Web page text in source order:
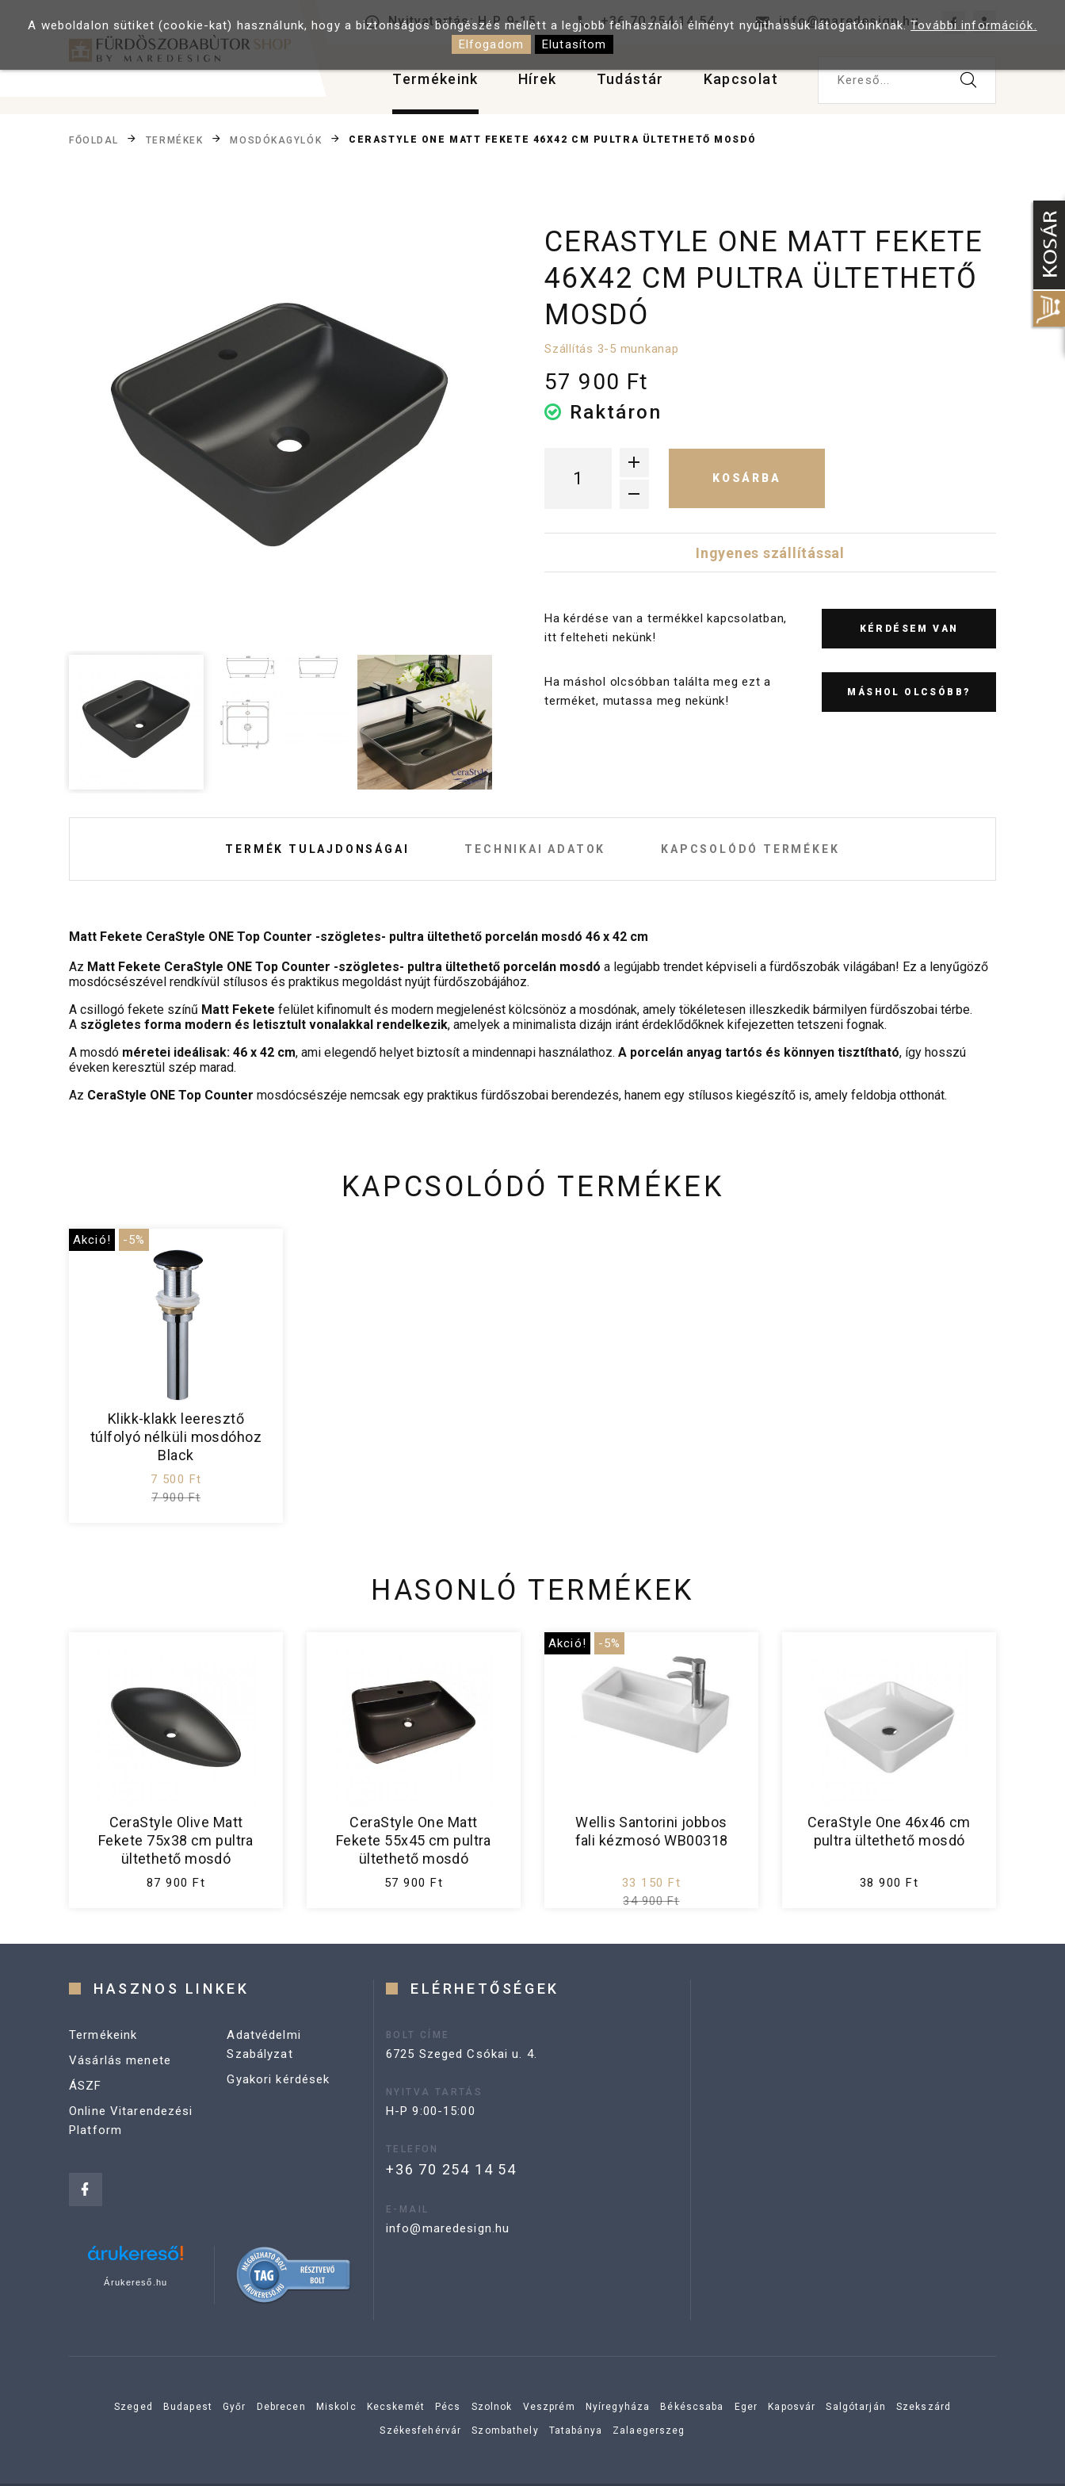
Nyitvatartás: H-P 9-15 +36 70 254 14 54 info@maredesign.hu
Termékeink Hírek Tudástár Kapcsolat Kereső...
FŐOLDAL TERMÉKEK MOSDÓKAGYLÓK CERASTYLE ONE MATT FEKETE 46X42 CM PULTRA ÜLTETHETŐ MOSDÓ
CERASTYLE ONE MATT FEKETE
46X42 CM PULTRA ÜLTETHETŐ
MOSDÓ
Szállítás 3-5 munkanap
57 900 Ft
Raktáron
KOSÁRBA
Ingyenes szállítással
Ha kérdése van a termékkel kapcsolatban,
itt felteheti nekünk!
KÉRDÉSEM VAN
Ha máshol olcsóbban találta meg ezt a
terméket, mutassa meg nekünk!
MÁSHOL OLCSÓBB?
TERMÉK TULAJDONSÁGAI TECHNIKAI ADATOK KAPCSOLÓDÓ TERMÉKEK
Matt Fekete CeraStyle ONE Top Counter -szögletes- pultra ültethető porcelán mosdó 46 x 42 cm
Az Matt Fekete CeraStyle ONE Top Counter -szögletes- pultra ültethető porcelán mosdó a legújabb trendet képviseli a fürdőszobák világában! Ez a lenyűgöző
mosdócsészével rendkívül stílusos és praktikus megoldást nyújt fürdőszobájához.
A csillogó fekete színű Matt Fekete felület kifinomult és modern megjelenést kölcsönöz a mosdónak, amely tökéletesen illeszkedik bármilyen fürdőszobai térbe.
A szögletes forma modern és letisztult vonalakkal rendelkezik, amelyek a minimalista dizájn iránt érdeklődőknek kifejezetten tetszeni fognak.
A mosdó méretei ideálisak: 46 x 42 cm, ami elegendő helyet biztosít a mindennapi használathoz. A porcelán anyag tartós és könnyen tisztítható, így hosszú
éveken keresztül szép marad.
Az CeraStyle ONE Top Counter mosdócsészéje nemcsak egy praktikus fürdőszobai berendezés, hanem egy stílusos kiegészítő is, amely feldobja otthonát.
KAPCSOLÓDÓ TERMÉKEK
Akció! -5%
Klikk-klakk leeresztő
túlfolyó nélküli mosdóhoz
Black
7 500 Ft
7 900 Ft
HASONLÓ TERMÉKEK
CeraStyle Olive Matt
Fekete 75x38 cm pultra
ültethető mosdó
87 900 Ft
CeraStyle One Matt
Fekete 55x45 cm pultra
ültethető mosdó
57 900 Ft
Akció! -5%
Wellis Santorini jobbos
fali kézmosó WB00318
33 150 Ft
34 900 Ft
CeraStyle One 46x46 cm
pultra ültethető mosdó
38 900 Ft
HASZNOS LINKEK
Termékeink
Vásárlás menete
ÁSZF
Online Vitarendezési
Platform
Adatvédelmi
Szabályzat
Gyakori kérdések
Árukereső.hu
ELÉRHETŐSÉGEK
BOLT CÍME
6725 Szeged Csókai u. 4.
NYITVA TARTÁS
H-P 9:00-15:00
TELEFON
+36 70 254 14 54
E-MAIL
info@maredesign.hu
Szeged Budapest Győr Debrecen Miskolc Kecskemét Pécs Szolnok Veszprém Nyíregyháza Békéscsaba Eger Kaposvár Salgótarján Szekszárd
Székesfehérvár Szombathely Tatabánya Zalaegerszeg
A weboldalon sütiket (cookie-kat) használunk, hogy a biztonságos böngészés mellett a legjobb felhasználói élményt nyújthassuk látogatóinknak.További információk.
Elfogadom
Elutasítom